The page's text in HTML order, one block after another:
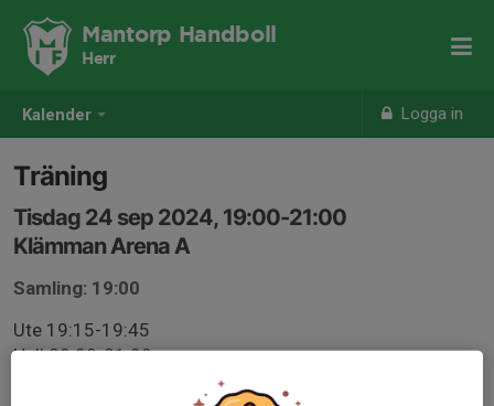
Kalender Logga in
Mantorp Handboll
Herr
Träning
Tisdag 24 sep 2024, 19:00-21:00
Klämman Arena A
Samling: 19:00
Ute 19:15-19:45
Hall 20:00-21:00